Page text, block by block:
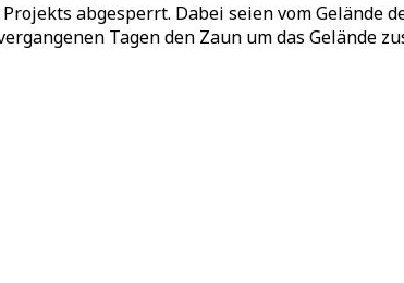
abgesperrt. Dabei seien vom Gelände
Tagen den Zaun um das Gelände